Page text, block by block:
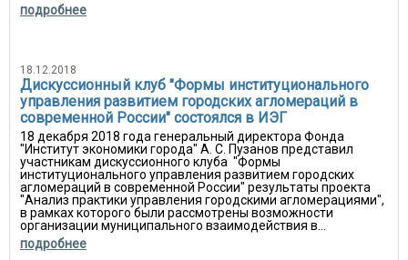
подробнее
18.12.2018
Дискуссионный клуб "Формы институционального
управления развитием городских агломераций в
современной России" состоялся в ИЭГ
18 декабря 2018 года генеральный директора Фонда
"Институт экономики города" А. С. Пузанов представил
участникам дискуссионного клуба "Формы
институционального управления развитием городских
агломераций в современной России" результаты проекта
"Анализ практики управления городскими агломерациями",
в рамках которого были рассмотрены возможности
организации муниципального взаимодействия в...
подробнее